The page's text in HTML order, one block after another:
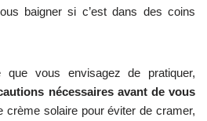
baigner si c’est dans des coins
que vous envisagez de pratiquer,
nécessaires avant de vous
crème solaire pour éviter de cramer,